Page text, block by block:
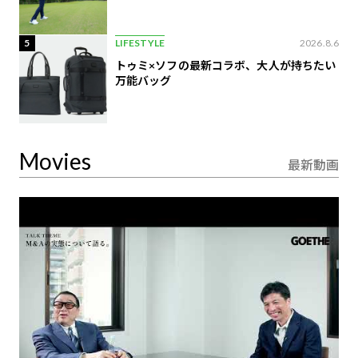
5 LIFESTYLE 2026.8.6
トゥミ×ソフの最新コラボ、大人が持ちたい
万能バッグ
Movies 最新動画